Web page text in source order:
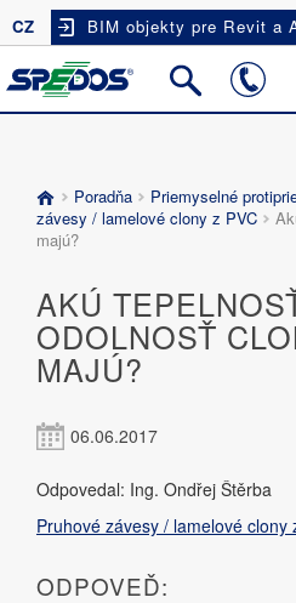
CZ BIM objekty pre Revit a
Poradňa Priemyselné
závesy / lamelové clony z PVC
majú?
AKÚ
ODOLNOSŤ
MAJÚ?
06.06.2017
Odpovedal: Ing. Ondřej Štěrba
Pruhové závesy / lamelové clony
ODPOVEĎ: